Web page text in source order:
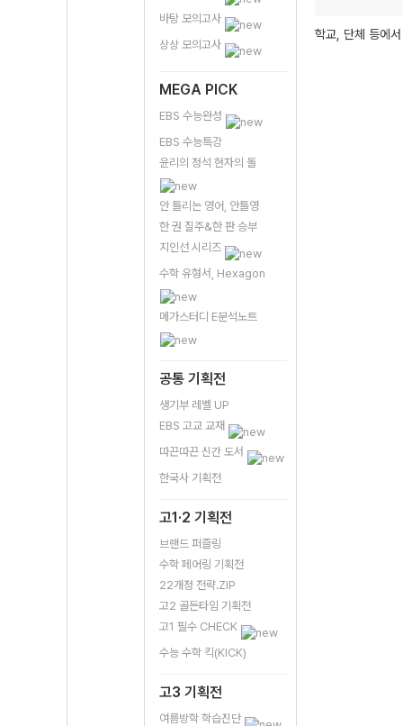
바탕 모의고사
상상 모의고사
MEGA PICK
EBS 수능완성
EBS 수능특강
윤리의 정석 현자의 돌
안 틀리는 영어, 안틀영
한 권 질주&한 판 승부
지인선 시리즈
수학 유형서, Hexagon
메가스터디 E분석노트
공통 기획전
생기부 레벨 UP
EBS 고교 교재
따끈따끈 신간 도서
한국사 기획전
고1·2 기획전
브랜드 퍼즐링
수학 페어링 기획전
22개정 전략.ZIP
고2 골든타임 기획전
고1 필수 CHECK
수능 수학 킥(KICK)
고3 기획전
여름방학 학습진단
학교, 단체 등에